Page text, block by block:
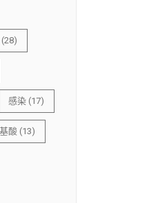
(28)
感染 (17)
酸 (13)